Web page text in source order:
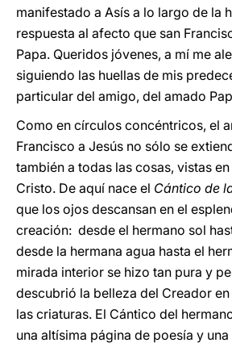
manifestado a Asís a lo largo de la
respuesta al afecto que san
Papa. Queridos jóvenes, a mí me
siguiendo las huellas de mis
particular del amigo, del amado
Como en círculos concéntricos, el
Francisco a Jesús no sólo se
también a todas las cosas, vistas
Cristo. De aquí nace el Cántico de
que los ojos descansan en el
creación: desde el hermano sol
desde la hermana agua hasta el
mirada interior se hizo tan pura y
descubrió la belleza del Creador
las criaturas. El Cántico del
una altísima página de poesía y